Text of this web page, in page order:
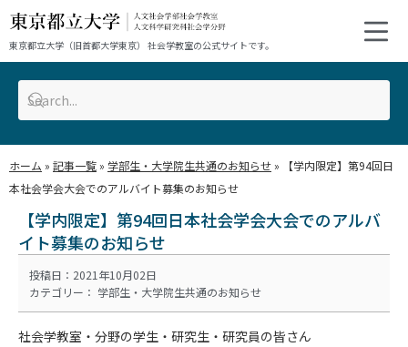
東京都立大学（旧首都大学東京） 社会学教室の公式サイトです。
ホーム » 記事一覧 » 学部生・大学院生共通のお知らせ »
【学内限定】第94回日
本社会学会大会でのアルバイト募集のお知らせ
【学内限定】第94回日本社会学会大会でのアルバ
イト募集のお知らせ
投稿日：2021年10月02日
カテゴリー： 学部生・大学院生共通のお知らせ
社会学教室・分野の学生・研究生・研究員の皆さん